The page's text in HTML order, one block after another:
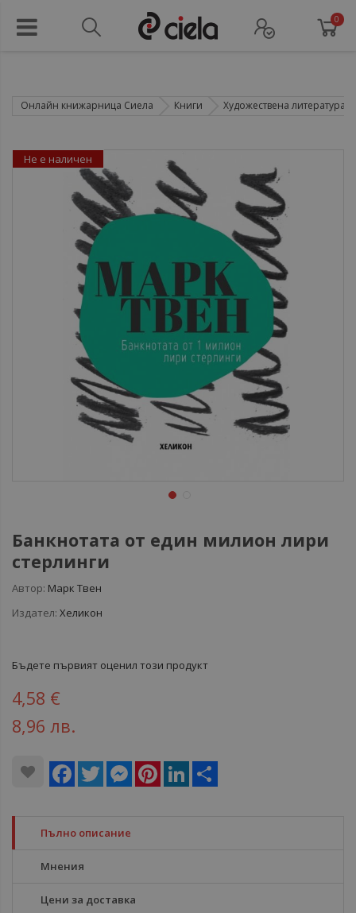
0
Онлайн книжарница Сиела Книги Художествена литература
Банкнотата от един милион лири
стерлинги
Автор: Марк Твен
Издател: Хеликон
Бъдете първият оценил този продукт
4,58 €
8,96 лв.
Facebook
Twitter MessengerPinterestLinkedIn
Не е наличен
Пълно описание
Мнения
Цени за доставка